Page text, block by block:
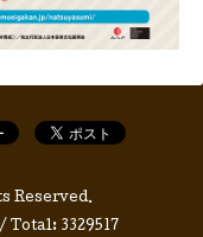
Reserved.
/ Total: 3329517